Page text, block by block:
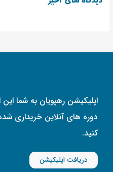
اپلیکیشن رهپویان به شما
دوره های آنلاین خریداری
کنید.
دریافت اپلیکیشن